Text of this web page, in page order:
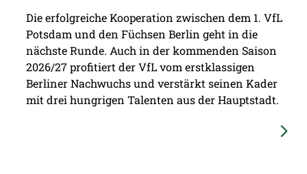
Die erfolgreiche Kooperation zwischen dem 1. VfL
Potsdam und den Füchsen Berlin geht in die
nächste Runde. Auch in der kommenden Saison
2026/27 profitiert der VfL vom erstklassigen
Berliner Nachwuchs und verstärkt seinen Kader
mit drei hungrigen Talenten aus der Hauptstadt.